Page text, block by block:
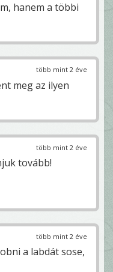
hanem a többi
több mint 2 éve
meg az ilyen
több mint 2 éve
tovább!
több mint 2 éve
a labdát sose,